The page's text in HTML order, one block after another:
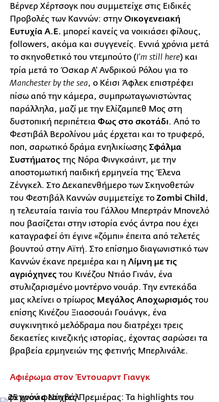
Βέρνερ Χέρτσογκ που συμμετείχε στις Ειδικές
Προβολές των Καννών: στην Οικογενειακή
Ευτυχία Α.Ε. μπορεί κανείς να νοικιάσει φίλους,
followers, ακόμα και συγγενείς. Εννιά χρόνια μετά
το σκηνοθετικό του ντεμπούτο (I'm still here) και
τρία μετά το Όσκαρ Α' Ανδρικού Ρόλου για το
Manchester by the sea, ο Κέισι Άφλεκ επιστρέφει
πίσω από την κάμερα, συμπρωταγωνιστώντας
παράλληλα, μαζί με την Ελίζαμπεθ Μος στη
δυστοπική περιπέτεια Φως στο σκοτάδι. Από το
Φεστιβάλ Βερολίνου μάς έρχεται και το τρυφερό,
ποπ, σαρωτικό δράμα ενηλικίωσης Σφάλμα
Συστήματος της Νόρα Φινγκσάιντ, με την
αποστομωτική παιδική ερμηνεία της Έλενα
Ζένγκελ. Στο Δεκαπενθήμερο των Σκηνοθετών
του Φεστιβάλ Καννών συμμετείχε το Zombi Child ,
η τελευταία ταινία του Γάλλου Μπερτράν Μπονελό
που βασίζεται στην ιστορία ενός άντρα που έχει
καταγραφεί ότι έγινε «ζόμπι» έπειτα από τελετές
βουντού στην Αϊτή. Στο επίσημο διαγωνιστικό των
Καννών έκανε πρεμιέρα και η Λίμνη με τις
αγριόχηνες του Κινέζου Ντιάο Γινάν, ένα
στυλιζαρισμένο μοντέρνο νουάρ. Την εντεκάδα
μας κλείνει ο τρίωρος Μεγάλος Αποχωρισμός του
επίσης Κινέζου Ξιαοσουάι Γουάνγκ, ένα
συγκινητικό μελόδραμα που διατρέχει τρεις
δεκαετίες κινεζικής ιστορίας, έχοντας σαρώσει τα
βραβεία ερμηνειών της φετινής Μπερλινάλε.
Αφιέρωμα στον Έντουαρντ Γιανγκ